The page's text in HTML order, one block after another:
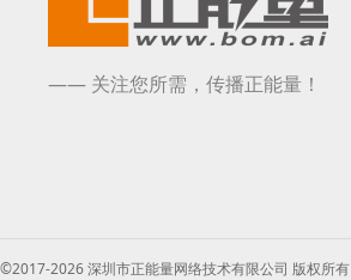
—— 关注您所需，传播正能量！
©2017-2026 深圳市正能量网络技术有限公司 版权所有